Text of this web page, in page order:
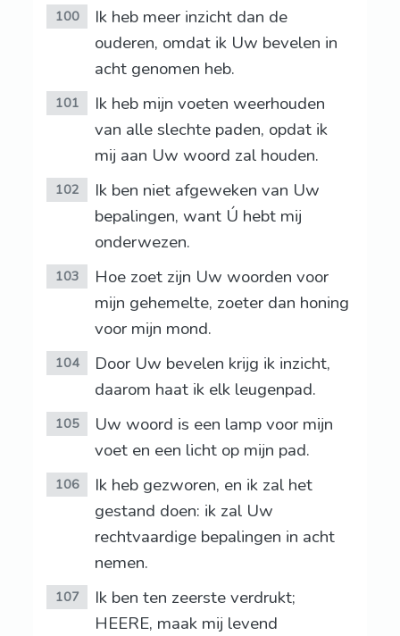
100
Ik heb meer inzicht dan de
ouderen, omdat ik Uw bevelen in
acht genomen heb.
101
Ik heb mijn voeten weerhouden
van alle slechte paden, opdat ik
mij aan Uw woord zal houden.
102
Ik ben niet afgeweken van Uw
bepalingen, want Ú hebt mij
onderwezen.
103
Hoe zoet zijn Uw woorden voor
mijn gehemelte, zoeter dan honing
voor mijn mond.
104
Door Uw bevelen krijg ik inzicht,
daarom haat ik elk leugenpad.
105
Uw woord is een lamp voor mijn
voet en een licht op mijn pad.
106
Ik heb gezworen, en ik zal het
gestand doen: ik zal Uw
rechtvaardige bepalingen in acht
nemen.
107
Ik ben ten zeerste verdrukt;
HEERE, maak mij levend